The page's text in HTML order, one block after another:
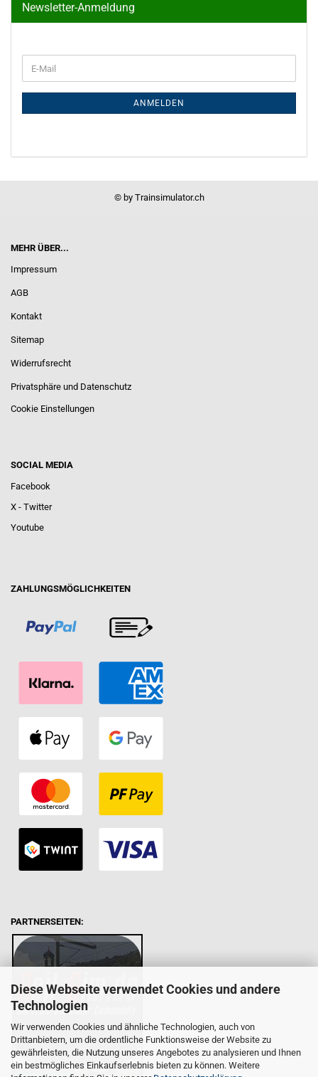
Diese Webseite verwendet Cookies und andere
Technologien
Wir verwenden Cookies und ähnliche Technologien, auch von
Drittanbietern, um die ordentliche Funktionsweise der Website zu
gewährleisten, die Nutzung unseres Angebotes zu analysieren und Ihnen
ein bestmögliches Einkaufserlebnis bieten zu können. Weitere
Newsletter-Anmeldung
ZUR
E-
Mail
ANMELDEN
© by Trainsimulator.ch
MEHR ÜBER...
Impressum
AGB
Kontakt
Sitemap
Widerrufsrecht
Privatsphäre und Datenschutz
Cookie Einstellungen
SOCIAL MEDIA
Facebook
X - Twitter
Youtube
ZAHLUNGSMÖGLICHKEITEN
PARTNERSEITEN: